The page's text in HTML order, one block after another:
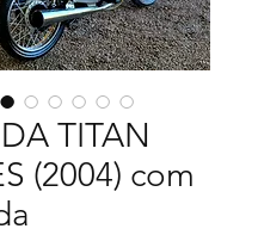
TITAN
(2004) com